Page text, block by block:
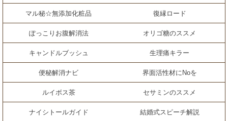
マル秘☆無添加化粧品 復縁ロード
ぽっこりお腹解消法 オリゴ糖のススメ
キャンドルブッシュ 生理痛キラー
便秘解消ナビ 界面活性材にNoを
ルイボス茶 セサミンのススメ
ナイシトールガイド 結婚式スピーチ解説